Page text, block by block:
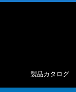
製品カタログ